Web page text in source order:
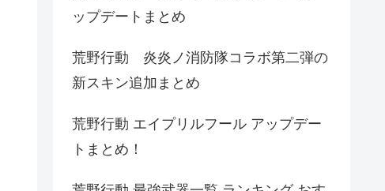
ップデートまとめ
荒野行動 炎炎ノ消防隊コラボ第二弾の
新スキン追加まとめ
荒野行動 エイプリルフール アップデー
トまとめ！